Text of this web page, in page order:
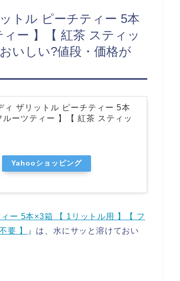
トル ピーチティー 5本
ー 】【 紅茶 スティッ
いしい?値段・価格が
ザリットル ピーチティー 5本
ーツティー 】【 紅茶 スティッ
Yahooショッピング
ー 5本×3箱 【 1リットル用 】【 フ
要 】
』は、水にサッと溶けておい